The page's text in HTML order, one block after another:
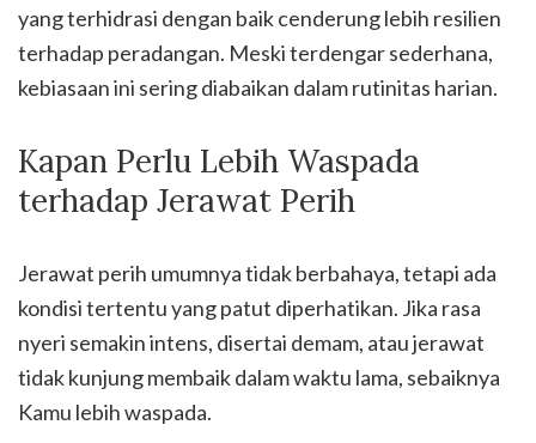
yang terhidrasi dengan baik cenderung lebih resilien
terhadap peradangan. Meski terdengar sederhana,
kebiasaan ini sering diabaikan dalam rutinitas harian.
Kapan Perlu Lebih Waspada
terhadap Jerawat Perih
Jerawat perih umumnya tidak berbahaya, tetapi ada
kondisi tertentu yang patut diperhatikan. Jika rasa
nyeri semakin intens, disertai demam, atau jerawat
tidak kunjung membaik dalam waktu lama, sebaiknya
Kamu lebih waspada.